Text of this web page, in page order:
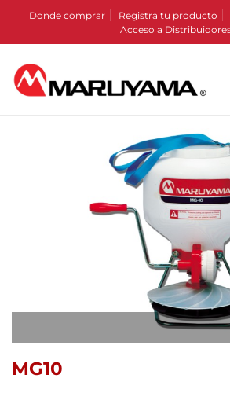
Donde comprar Registra tu producto
Acceso a
MG10